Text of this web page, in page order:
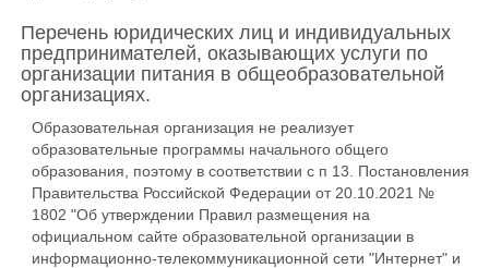
Перечень юридических лиц и индивидуальных
предпринимателей, оказывающих услуги по
организации питания в общеобразовательной
организациях.
Образовательная организация не реализует
образовательные программы начального общего
образования, поэтому в соответствии с п 13. Постановления
Правительства Российской Федерации от 20.10.2021 №
1802 "Об утверждении Правил размещения на
официальном сайте образовательной организации в
информационно-телекоммуникационной сети "Интернет" и